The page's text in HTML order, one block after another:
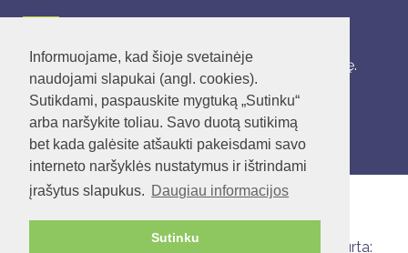
Informuojame, kad šioje svetainėje
naudojami slapukai (angl. cookies).
Sutikdami, paspauskite mygtuką „Sutinku“
arba naršykite toliau. Savo duotą sutikimą
bet kada galėsite atšaukti pakeisdami savo
interneto naršyklės nustatymus ir ištrindami
įrašytus slapukus. Daugiau informacijos
Sutinku
Lopšelis-darželis dirba 5 darbo dienas per savaitę.
Įstaigos darbo laikas: nuo 6.45 – 18.45 val.
© 2020 Vilniaus lopšelis-darželis „Pušaitė“. Sukurta: